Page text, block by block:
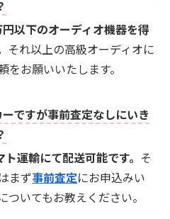
以下のオーディオ機器を得
それ以上の高級オーディオに
お願いいたします。
ですが事前査定なしにいき
運輸にて配送可能です。 そ
まず事前査定にお申込みい
ついてもお教えください。